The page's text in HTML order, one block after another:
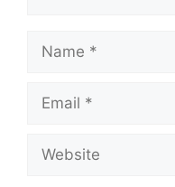
Name
Email
Website